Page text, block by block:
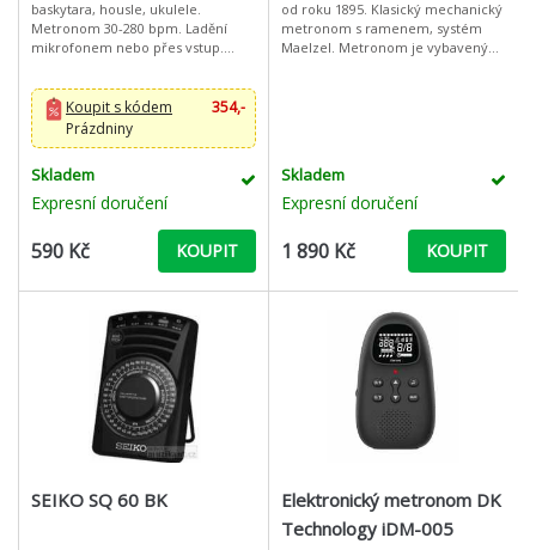
baskytara, housle, ukulele.
Metronom 30-280 bpm. Ladění
mikrofonem nebo přes vstup.
A4=430-450Hz. Napájení 2x AAA
(3V)AshtoKoupit s kódem
354,-
Prázdniny
Skladem
Expresní doručení
590 Kč KOUPIT
od roku 1895. Klasický mechanický
metronom s ramenem, systém
Maelzel. Metronom je vybavený
Skladem
Expresní doručení
1 890 Kč KOUPIT
SEIKO SQ 60 BK
Elektronický metronom DK
Technology iDM-005